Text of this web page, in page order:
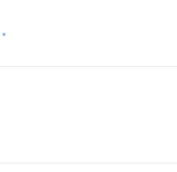
*